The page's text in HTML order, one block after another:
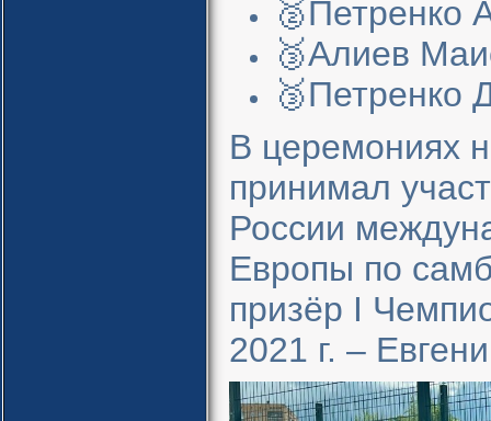
🥈Петренко
🥉Алиев
🥉Петренко
В церемониях
принимал
России
Европы по
призёр I
2021 г. –